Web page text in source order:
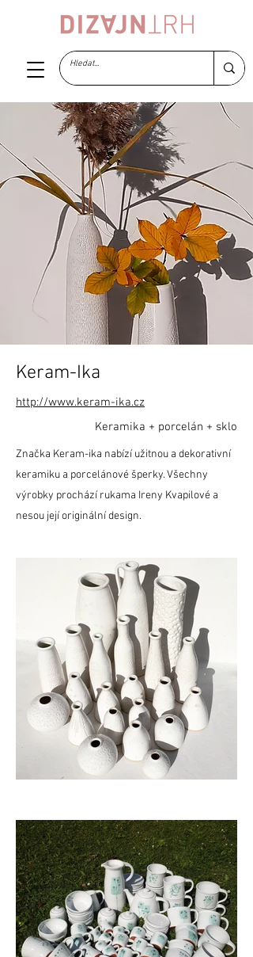
Keram-Ika
http://www.keram-ika.cz
Keramika + porcelán + sklo
Značka Keram-ika nabízí užitnou a dekorativní
keramiku a porcelánové šperky. Všechny
výrobky prochází rukama Ireny Kvapilové a
nesou její originální design.